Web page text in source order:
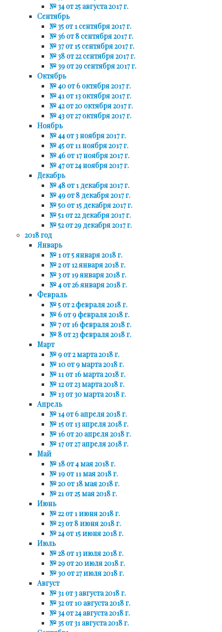
№ 34 от 25 августа 2017 г.
Сентябрь
№ 35 от 1 сентября 2017 г.
№ 36 от 8 сентября 2017 г.
№ 37 от 15 сентября 2017 г.
№ 38 от 22 сентября 2017 г.
№ 39 от 29 сентября 2017 г.
Октябрь
№ 40 от 6 октября 2017 г.
№ 41 от 13 октября 2017 г.
№ 42 от 20 октября 2017 г.
№ 43 от 27 октября 2017 г.
Ноябрь
№ 44 от 3 ноября 2017 г.
№ 45 от 11 ноября 2017 г.
№ 46 от 17 ноября 2017 г.
№ 47 от 24 ноября 2017 г.
Декабрь
№ 48 от 1 декабря 2017 г.
№ 49 от 8 декабря 2017 г.
№ 50 от 15 декабря 2017 г.
№ 51 от 22 декабря 2017 г.
№ 52 от 29 декабря 2017 г.
2018 год
Январь
№ 1 от 5 января 2018 г.
№ 2 от 12 января 2018 г.
№ 3 от 19 января 2018 г.
№ 4 от 26 января 2018 г.
Февраль
№ 5 от 2 февраля 2018 г.
№ 6 от 9 февраля 2018 г.
№ 7 от 16 февраля 2018 г.
№ 8 от 23 февраля 2018 г.
Март
№ 9 от 2 марта 2018 г.
№ 10 от 9 марта 2018 г.
№ 11 от 16 марта 2018 г.
№ 12 от 23 марта 2018 г.
№ 13 от 30 марта 2018 г.
Апрель
№ 14 от 6 апреля 2018 г.
№ 15 от 13 апреля 2018 г.
№ 16 от 20 апреля 2018 г.
№ 17 от 27 апреля 2018 г.
Май
№ 18 от 4 мая 2018 г.
№ 19 от 11 мая 2018 г.
№ 20 от 18 мая 2018 г.
№ 21 от 25 мая 2018 г.
Июнь
№ 22 от 1 июня 2018 г.
№ 23 от 8 июня 2018 г.
№ 24 от 15 июня 2018 г.
Июль
№ 28 от 13 июля 2018 г.
№ 29 от 20 июля 2018 г.
№ 30 от 27 июля 2018 г.
Август
№ 31 от 3 августа 2018 г.
№ 32 от 10 августа 2018 г.
№ 34 от 24 августа 2018 г.
№ 35 от 31 августа 2018 г.